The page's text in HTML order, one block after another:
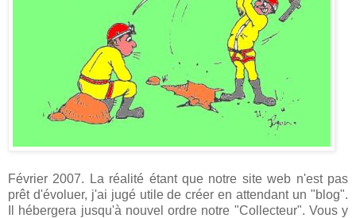
Février 2007. La réalité étant que notre site web n'est pas
prêt d'évoluer, j'ai jugé utile de créer en attendant un "blog".
Il hébergera jusqu'à nouvel ordre notre "Collecteur". Vous y